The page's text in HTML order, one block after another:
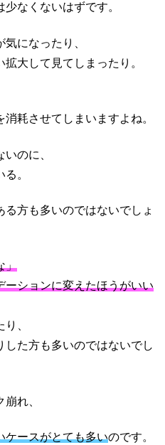
なくないはずです。
になったり、
大して見てしまったり。
耗させてしまいますよね。
のに、
。
方も多いのではないでしょ
」
ーションに変えたほうがいい
、
た方も多いのではないでし
れ、
ケースがとても多いのです。